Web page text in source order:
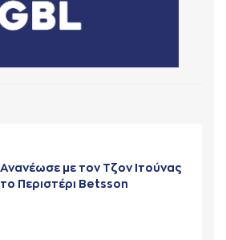
Ανανέωσε με τον Τζον Ιτούνας
το Περιστέρι Betsson